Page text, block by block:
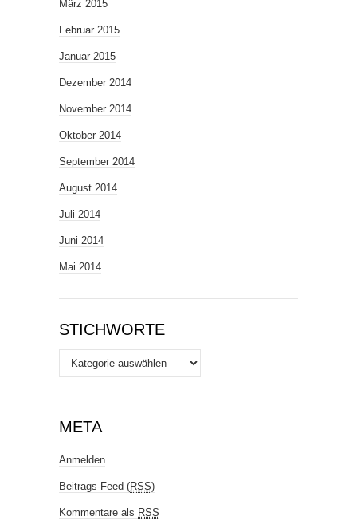
März 2015
Februar 2015
Januar 2015
Dezember 2014
November 2014
Oktober 2014
September 2014
August 2014
Juli 2014
Juni 2014
Mai 2014
STICHWORTE
Stichworte
META
Anmelden
Beitrags-Feed (RSS)
Kommentare als RSS